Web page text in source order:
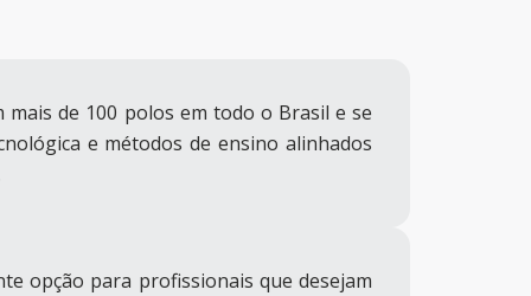
mais de 100 polos em todo o Brasil e se
e métodos de ensino alinhados
opção para profissionais que desejam